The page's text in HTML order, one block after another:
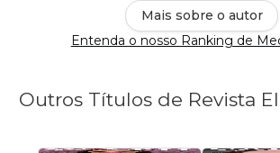
Mais sobre o autor
Entenda o nosso Ranking de
Outros Títulos de Revista